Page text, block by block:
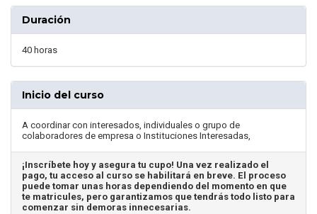
Duración
40 horas
Inicio del curso
A coordinar con interesados, individuales o grupo de
colaboradores de empresa o Instituciones Interesadas,
¡Inscríbete hoy y asegura tu cupo! Una vez realizado el
pago, tu acceso al curso se habilitará en breve. El proceso
puede tomar unas horas dependiendo del momento en que
te matricules, pero garantizamos que tendrás todo listo para
comenzar sin demoras innecesarias.